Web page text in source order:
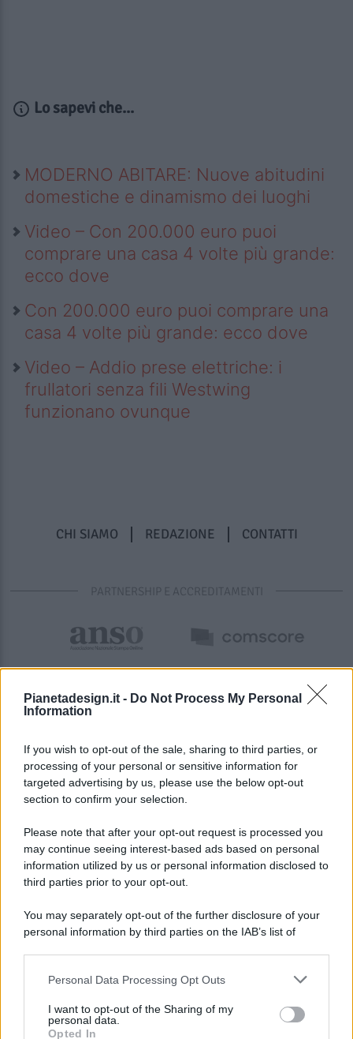
Pianetadesign.it - Do Not Process My Personal
Information
If you wish to opt-out of the sale, sharing to third parties, or
processing of your personal or sensitive information for
targeted advertising by us, please use the below opt-out
section to confirm your selection.
Please note that after your opt-out request is processed you
may continue seeing interest-based ads based on personal
information utilized by us or personal information disclosed to
third parties prior to your opt-out.
You may separately opt-out of the further disclosure of your
personal information by third parties on the IAB’s list of
This information may also be disclosed by us to third parties
disclose it to other third parties.
Personal Data Processing Opt Outs
I want to opt-out of the Sharing of my
personal data.
Opted In
Lo sapevi che...
MODERNO ABITARE: Nuove abitudini
domestiche e dinamismo dei luoghi
Video – Con 200.000 euro puoi
comprare una casa 4 volte più grande:
ecco dove
Con 200.000 euro puoi comprare una
casa 4 volte più grande: ecco dove
Video – Addio prese elettriche: i
frullatori senza fili Westwing
funzionano ovunque
CHI SIAMO REDAZIONE CONTATTI
PARTNERSHIP E ACCREDITAMENTI
© 2026 - Pianeta Design - P.IVA 04827280654 - Testata
Registrata Al Tribunale Di Nocera Inferiore N. 8/2020 - RG N.
ISCRIZIONE AL ROC N. 35792 – ISCRITTA ALL’ANSO
(ASSOCIAZIONE NAZIONALE STAMPA ONLINE)
PREFERENZE PRIVACY